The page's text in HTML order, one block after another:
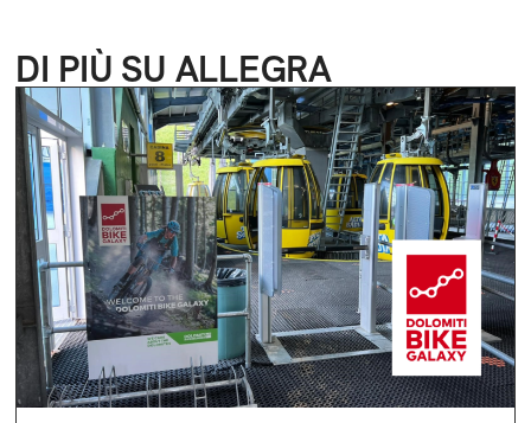
DI PIÙ SU ALLEGRA